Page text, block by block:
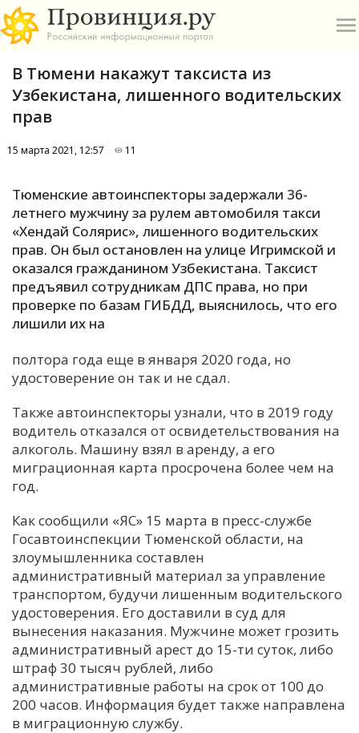
А
Б
В
И
М
Н
П
Т
У
Х
Ч
Я
В Тюмени накажут таксиста из
Узбекистана, лишенного водительских
прав
15 марта 2021, 12:57 11
Тюменские автоинспекторы задержали 36-
летнего мужчину за рулем автомобиля такси
«Хендай Солярис», лишенного водительских
прав. Он был остановлен на улице Игримской и
оказался гражданином Узбекистана. Таксист
предъявил сотрудникам ДПС права, но при
проверке по базам ГИБДД, выяснилось, что его
лишили их на
полтора года еще в января 2020 года, но
удостоверение он так и не сдал.
Также автоинспекторы узнали, что в 2019 году
водитель отказался от освидетельствования на
алкоголь. Машину взял в аренду, а его
миграционная карта просрочена более чем на
год.
Как сообщили «ЯС» 15 марта в пресс-службе
Госавтоинспекции Тюменской области, на
злоумышленника составлен
административный материал за управление
транспортом, будучи лишенным водительского
удостоверения. Его доставили в суд для
вынесения наказания. Мужчине может грозить
административный арест до 15-ти суток, либо
штраф 30 тысяч рублей, либо
административные работы на срок от 100 до
200 часов. Информация будет также направлена
в миграционную службу.